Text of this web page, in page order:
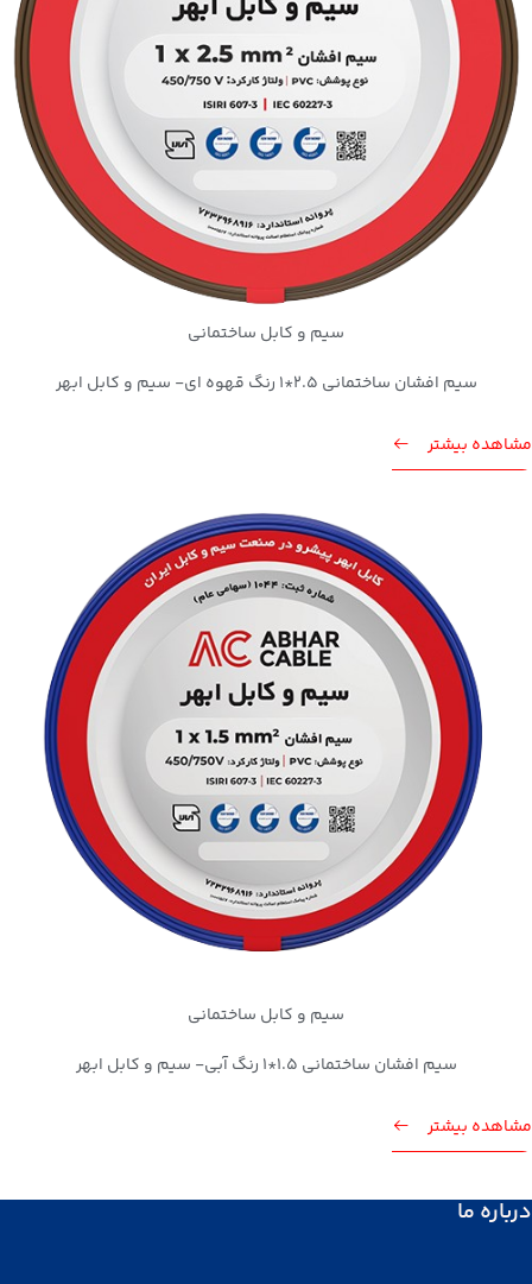
سیم و کابل ساختمانی
سیم افشان ساختمانی 2.5*1 رنگ قهوه ای- سیم و کابل ابهر
مشاهده بیشتر
سیم و کابل ساختمانی
سیم افشان ساختمانی 1.5*1 رنگ آبی- سیم و کابل ابهر
مشاهده بیشتر
درباره ما